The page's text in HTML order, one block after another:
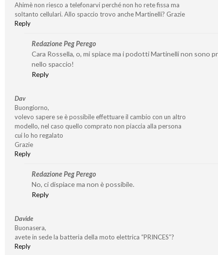
Ahimè non riesco a telefonarvi perché non ho rete fissa ma
soltanto cellulari. Allo spaccio trovo anche Martinelli? Grazie
Reply
Redazione Peg Perego
Cara Rossella, o, mi spiace ma i podotti Martinelli non sono
nello spaccio!
Reply
Dav
Buongiorno,
volevo sapere se è possibile effettuare il cambio con un altro
modello, nel caso quello comprato non piaccia alla persona
cui lo ho regalato
Grazie
Reply
Redazione Peg Perego
No, ci dispiace ma non è possibile.
Reply
Davide
Buonasera,
avete in sede la batteria della moto elettrica “PRINCES”?
Reply